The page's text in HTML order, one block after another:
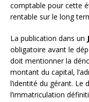
comptable pour cette
rentable sur le long
La publication dans un
obligatoire avant le
doit mentionner la
montant du capital,
l’identité du gérant. Le
l’immatriculation